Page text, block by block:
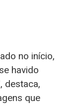
no início,
havido
destaca,
que